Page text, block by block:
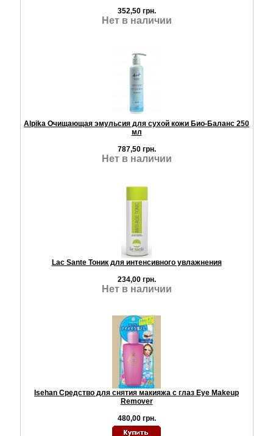
352,50 грн.
Нет в наличии
Alpika Очищающая эмульсия для сухой кожи Био-Баланс 250
мл
787,50 грн.
Нет в наличии
Lac Sante Тоник для интенсивного увлажнения
234,00 грн.
Нет в наличии
Isehan Средство для снятия макияжа с глаз Eye Makeup
Remover
480,00 грн.